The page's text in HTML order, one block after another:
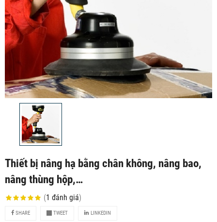
Thiết bị nâng hạ bằng chân không, nâng bao,
nâng thùng hộp,…
(1 đánh giá)
SHARE TWEET LINKEDIN